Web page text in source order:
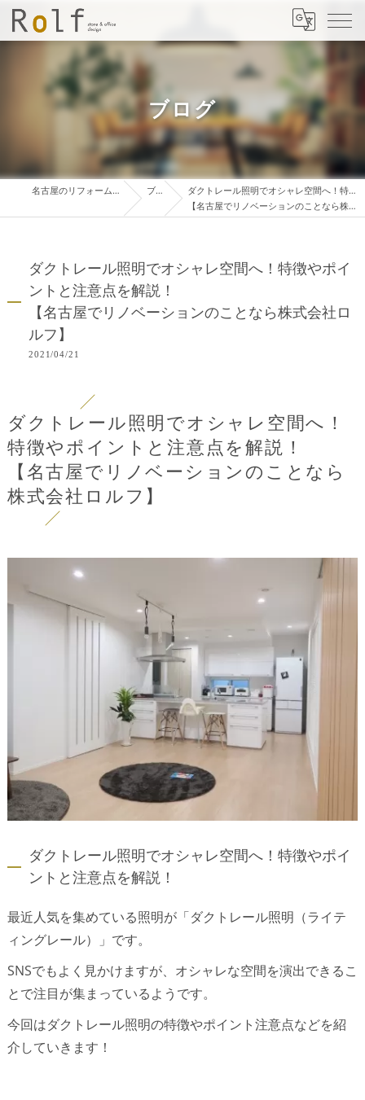
ブログ
名古屋のリフォームは株式会社ロルフ ブログ
ダクトレール照明でオシャレ空間へ！特徴やポイントと注意点を解説！
【名古屋でリノベーションのことなら株式会社ロルフ】
ダクトレール照明でオシャレ空間へ！特徴やポイ
ントと注意点を解説！
【名古屋でリノベーションのことなら株式会社ロ
ルフ】
2021/04/21
ダクトレール照明でオシャレ空間へ！
特徴やポイントと注意点を解説！
【名古屋でリノベーションのことなら
株式会社ロルフ】
ダクトレール照明でオシャレ空間へ！特徴やポイ
ントと注意点を解説！
最近人気を集めている照明が「ダクトレール照明（ライテ
ィングレール）」です。
SNSでもよく見かけますが、オシャレな空間を演出できるこ
とで注目が集まっているようです。
今回はダクトレール照明の特徴やポイント注意点などを紹
介していきます！